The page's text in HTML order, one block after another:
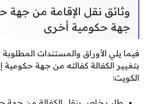
وثائق نقل الإقامة من جهة
جهة حكومية أخرى
فيما يلي الأوراق والمستندات المطلوبة
بتغيير الكفالة كفالته من جهة
الكويت: